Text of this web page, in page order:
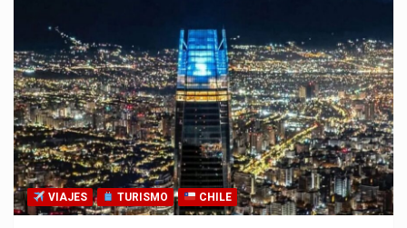
VIAJES TURISMO CHILE